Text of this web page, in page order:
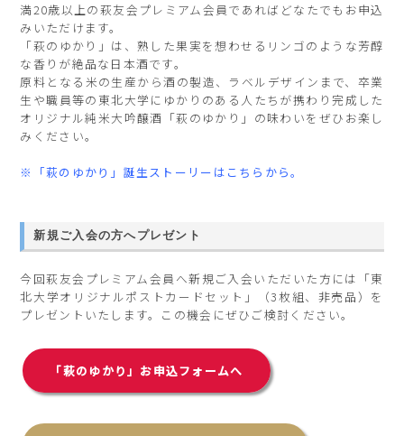
満20歳以上の萩友会プレミアム会員であればどなたでもお申込
みいただけます。
「萩のゆかり」は、熟した果実を想わせるリンゴのような芳醇
な香りが絶品な日本酒です。
原料となる米の生産から酒の製造、ラベルデザインまで、卒業
生や職員等の東北大学にゆかりのある人たちが携わり完成した
オリジナル純米大吟醸酒「萩のゆかり」の味わいをぜひお楽し
みください。
※「萩のゆかり」誕生ストーリーはこちらから。
新規ご入会の方へプレゼント
今回萩友会プレミアム会員へ新規ご入会いただいた方には「東
北大学オリジナルポストカードセット」（3枚組、非売品）を
プレゼントいたします。この機会にぜひご検討ください。
「萩のゆかり」お申込フォームへ